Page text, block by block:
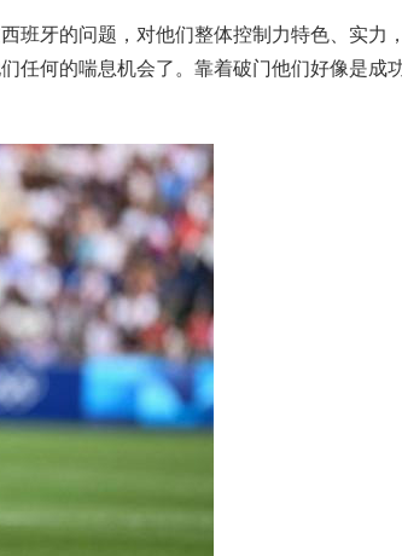
班牙的问题，对他们整体控制力特色、实力
任何的喘息机会了。靠着破门他们好像是成